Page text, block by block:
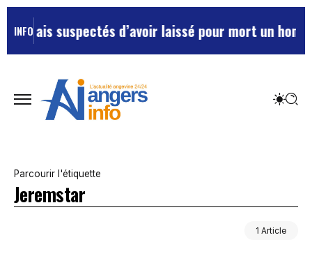
INFO suspectés d’avoir laissé pour mort un
Parcourir l'étiquette
Jeremstar
1 Article